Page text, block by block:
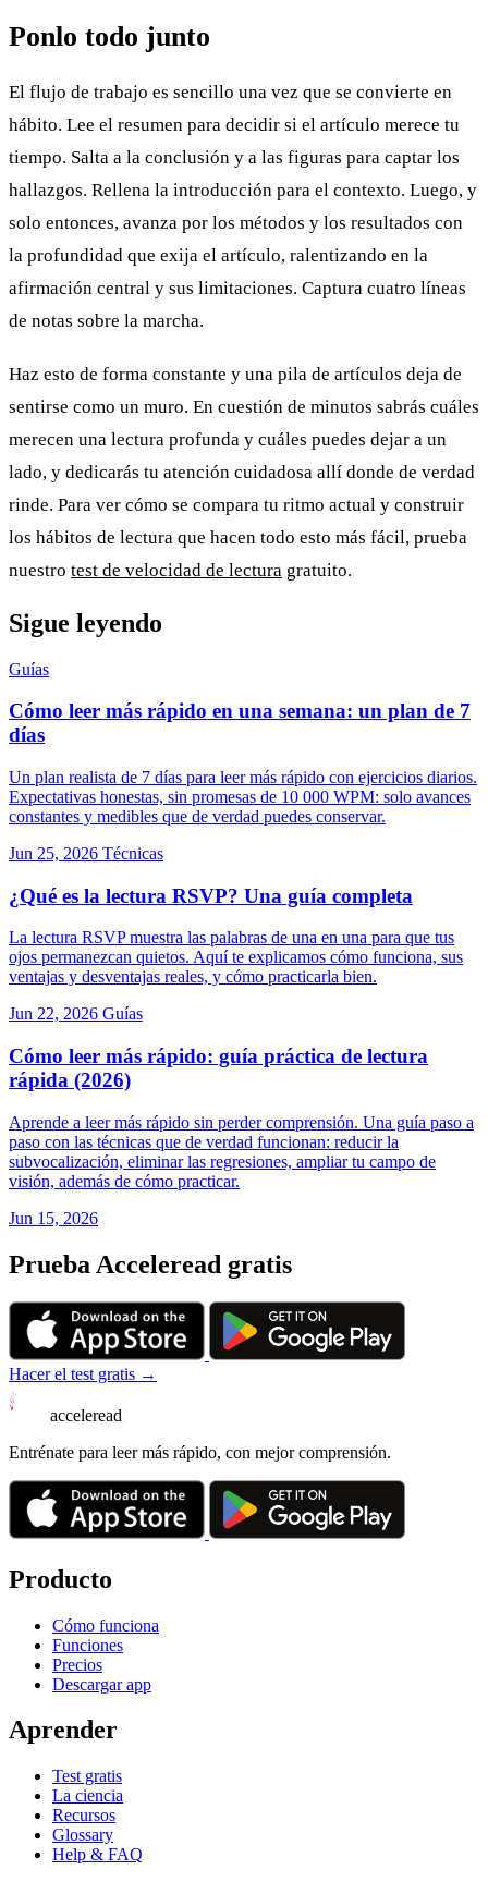
Ponlo todo junto
El flujo de trabajo es sencillo una vez que se convierte en
hábito. Lee el resumen para decidir si el artículo merece tu
tiempo. Salta a la conclusión y a las figuras para captar los
hallazgos. Rellena la introducción para el contexto. Luego, y
solo entonces, avanza por los métodos y los resultados con
la profundidad que exija el artículo, ralentizando en la
afirmación central y sus limitaciones. Captura cuatro líneas
de notas sobre la marcha.
Haz esto de forma constante y una pila de artículos deja de
sentirse como un muro. En cuestión de minutos sabrás cuáles
merecen una lectura profunda y cuáles puedes dejar a un
lado, y dedicarás tu atención cuidadosa allí donde de verdad
rinde. Para ver cómo se compara tu ritmo actual y construir
los hábitos de lectura que hacen todo esto más fácil, prueba
nuestro test de velocidad de lectura gratuito.
Sigue leyendo
Guías
Cómo leer más rápido en una semana: un plan de 7
días
Un plan realista de 7 días para leer más rápido con ejercicios diarios.
Expectativas honestas, sin promesas de 10 000 WPM: solo avances
constantes y medibles que de verdad puedes conservar.
Jun 25, 2026 Técnicas
¿Qué es la lectura RSVP? Una guía completa
La lectura RSVP muestra las palabras de una en una para que tus
ojos permanezcan quietos. Aquí te explicamos cómo funciona, sus
ventajas y desventajas reales, y cómo practicarla bien.
Jun 22, 2026 Guías
Cómo leer más rápido: guía práctica de lectura
rápida (2026)
Aprende a leer más rápido sin perder comprensión. Una guía paso a
paso con las técnicas que de verdad funcionan: reducir la
subvocalización, eliminar las regresiones, ampliar tu campo de
visión, además de cómo practicar.
Jun 15, 2026
Prueba Acceleread gratis
Hacer el test gratis →
acceleread
Entrénate para leer más rápido, con mejor comprensión.
Producto
Cómo funciona
Funciones
Precios
Descargar app
Aprender
Test gratis
La ciencia
Recursos
Glossary
Help & FAQ